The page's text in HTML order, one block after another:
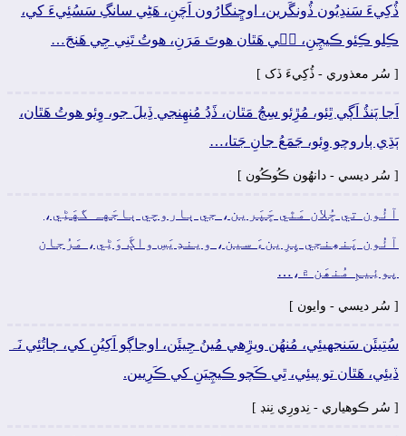
ڏُکِيءَ سَندِيُون ڏُونگَرين، اوڇِنگارُون اَچَنِ، ھَڻِي سانگِ سَسُئِيءَ کي،
ڪِلو ڪِئو ڪيچِنِ، جٖي ھَٿان ھوتَ مَرَنِ، ھوتُ تَنِي جِي ھَنجَ…
[ سُر معذوري - ڏُکِيءَ ڏک ]
اَڃا پَنڌُ اَڳي ٿِئو، مُڙِئو سِڄُ مَٿان، ڏَڍُ مُنھِنجي ڏِيلَ جو، وِئو ھوتُ ھَٿان،
ٻَڌِي ٻاروچو وِئو، جَمَعُ جانِ جَتا،…
[ سُر ديسي - دانھُون ڪُوڪُون ]
آئُون تي ڇُلان مَٿي ڇَپَرين، جي ٻاروچي ٻاجَهہ گهَڻِي،
آئُون پَنھِنجي پِرِينءَ سين، ويندِيَسِ واڳَ وَڻِي، مَرُجان
پوئِيمِ مُنھَن ۾،…
[ سُر ديسي - وايون ]
سُتِيئَن سَنجهيئِي، مُنھُن ويڙِھي مُينُ جِيئَن، اوجاڳو اَکِيُنِ کي، ڄاتُئِي نَہ
ڏيئِي، ھَٿان تو پيئِي، ٿِي ڪَچو ڪيچِيَنِ کي ڪَرِيين.
[ سُر ڪوھياري - نِدورِي نِنڊ ]